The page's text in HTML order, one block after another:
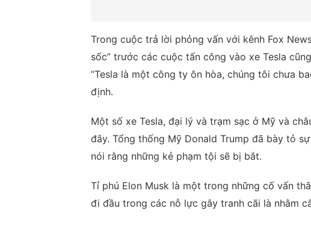
Trong cuộc trả lời phỏng vấn với kênh Fox
sốc” trước các cuộc tấn công vào xe Tesla
“Tesla là một công ty ôn hòa, chúng tôi chưa
định.
Một số xe Tesla, đại lý và trạm sạc ở Mỹ và
đây. Tổng thống Mỹ Donald Trump đã bày tỏ
nói rằng những kẻ phạm tội sẽ bị bắt.
Tỉ phú Elon Musk là một trong những cố vấn
đi đầu trong các nỗ lực gây tranh cãi là nhằm